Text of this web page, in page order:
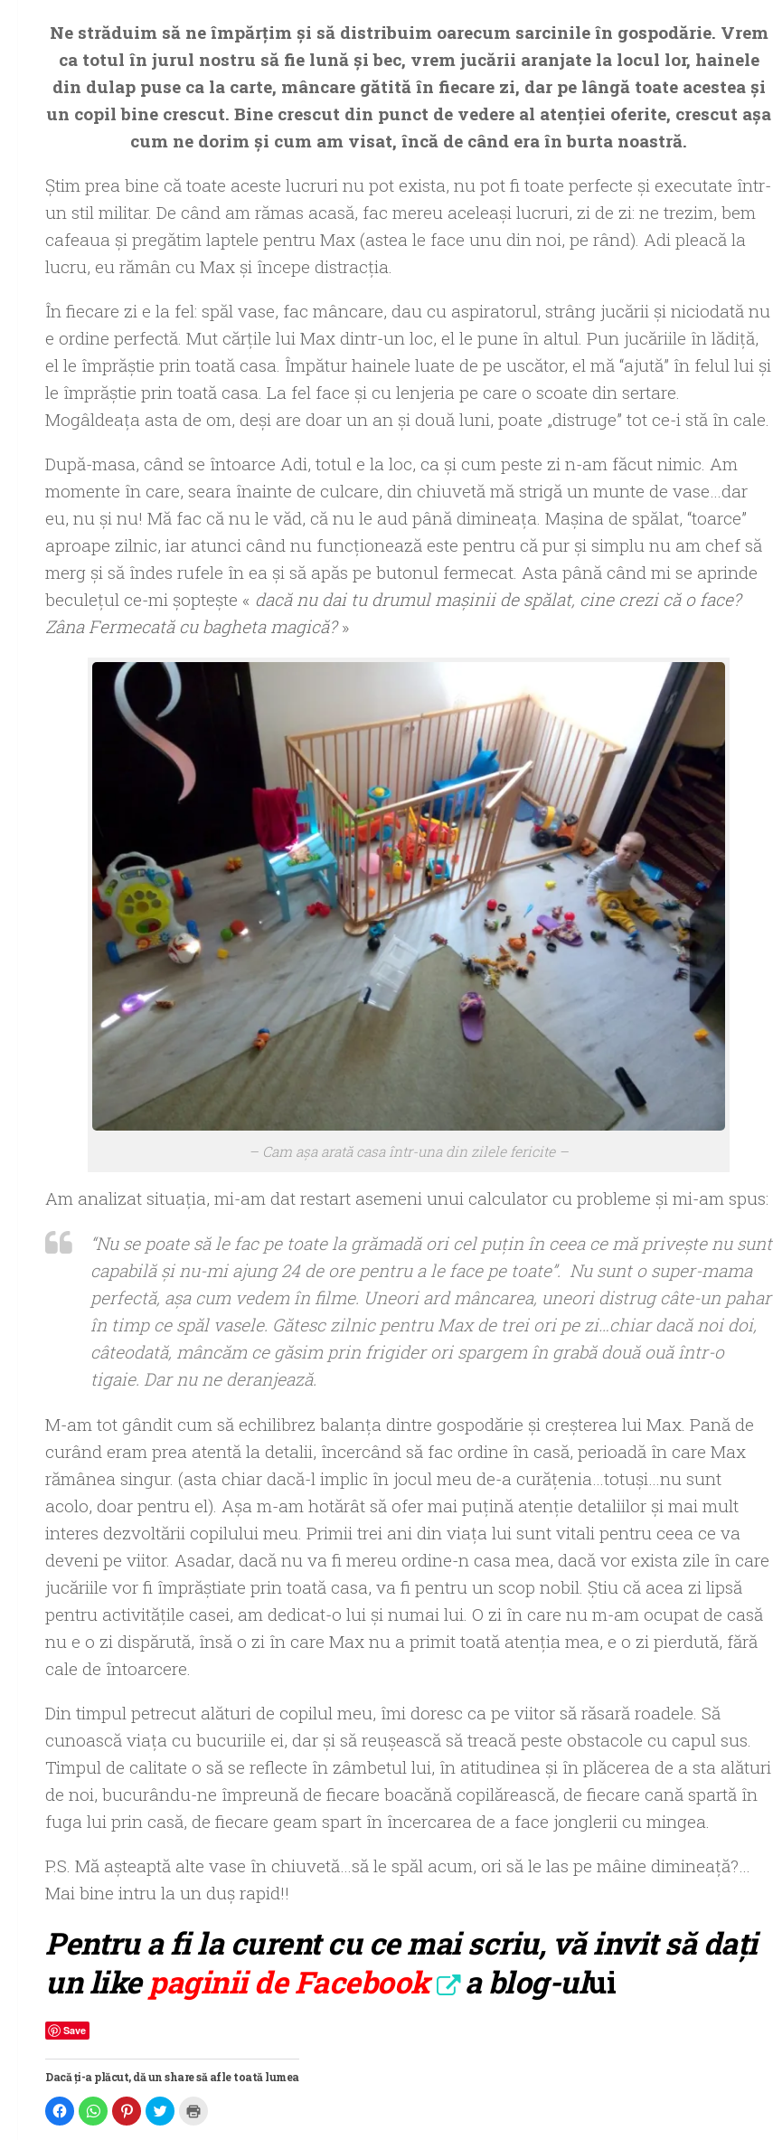
Ne străduim să ne împărţim şi să distribuim oarecum sarcinile în gospodărie. Vrem
ca totul în jurul nostru să fie lună şi bec, vrem jucării aranjate la locul lor, hainele
din dulap puse ca la carte, mâncare gătită în fiecare zi, dar pe lângă toate acestea şi
un copil bine crescut. Bine crescut din punct de vedere al atenţiei oferite, crescut aşa
cum ne dorim şi cum am visat, încă de când era în burta noastră.
Ştim prea bine că toate aceste lucruri nu pot exista, nu pot fi toate perfecte şi executate într-
un stil militar. De când am rămas acasă, fac mereu aceleaşi lucruri, zi de zi: ne trezim, bem
cafeaua şi pregătim laptele pentru Max (astea le face unu din noi, pe rând). Adi pleacă la
lucru, eu rămân cu Max şi începe distracţia.
În fiecare zi e la fel: spăl vase, fac mâncare, dau cu aspiratorul, strâng jucării şi niciodată nu
e ordine perfectă. Mut cărţile lui Max dintr-un loc, el le pune în altul. Pun jucăriile în lădiţă,
el le împrăştie prin toată casa. Împătur hainele luate de pe uscător, el mă “ajută” în felul lui şi
le împrăştie prin toată casa. La fel face şi cu lenjeria pe care o scoate din sertare.
Mogâldeaţa asta de om, deşi are doar un an şi două luni, poate „distruge” tot ce-i stă în cale.
După-masa, când se întoarce Adi, totul e la loc, ca şi cum peste zi n-am făcut nimic. Am
momente în care, seara înainte de culcare, din chiuvetă mă strigă un munte de vase…dar
eu, nu şi nu! Mă fac că nu le văd, că nu le aud până dimineaţa. Maşina de spălat, “toarce”
aproape zilnic, iar atunci când nu funcţionează este pentru că pur şi simplu nu am chef să
merg şi să îndes rufele în ea şi să apăs pe butonul fermecat. Asta până când mi se aprinde
beculeţul ce-mi şopteşte « dacă nu dai tu drumul maşinii de spălat, cine crezi că o face?
Zâna Fermecată cu bagheta magică?»
– Cam aşa arată casa într-una din zilele fericite –
Am analizat situaţia, mi-am dat restart asemeni unui calculator cu probleme şi mi-am spus:
“Nu se poate să le fac pe toate la grămadă ori cel puţin în ceea ce mă priveşte nu sunt
capabilă şi nu-mi ajung 24 de ore pentru a le face pe toate”. Nu sunt o super-mama
perfectă, aşa cum vedem în filme. Uneori ard mâncarea, uneori distrug câte-un pahar
în timp ce spăl vasele. Gătesc zilnic pentru Max de trei ori pe zi…chiar dacă noi doi,
câteodată, mâncăm ce găsim prin frigider ori spargem în grabă două ouă într-o
tigaie. Dar nu ne deranjează.
M-am tot gândit cum să echilibrez balanța dintre gospodărie și creșterea lui Max. Pană de
curând eram prea atentă la detalii, încercând să fac ordine în casă, perioadă în care Max
rămânea singur. (asta chiar dacă-l implic în jocul meu de-a curăţenia…totuşi…nu sunt
acolo, doar pentru el). Aşa m-am hotărât să ofer mai puţină atenţie detaliilor şi mai mult
interes dezvoltării copilului meu. Primii trei ani din viaţa lui sunt vitali pentru ceea ce va
deveni pe viitor. Asadar, dacă nu va fi mereu ordine-n casa mea, dacă vor exista zile în care
jucăriile vor fi împrăştiate prin toată casa, va fi pentru un scop nobil. Ştiu că acea zi lipsă
pentru activităţile casei, am dedicat-o lui şi numai lui. O zi în care nu m-am ocupat de casă
nu e o zi dispărută, însă o zi în care Max nu a primit toată atenţia mea, e o zi pierdută, fără
cale de întoarcere.
Din timpul petrecut alături de copilul meu, îmi doresc ca pe viitor să răsară roadele. Să
cunoască viaţa cu bucuriile ei, dar şi să reuşească să treacă peste obstacole cu capul sus.
Timpul de calitate o să se reflecte în zâmbetul lui, în atitudinea şi în plăcerea de a sta alături
de noi, bucurându-ne împreună de fiecare boacănă copilărească, de fiecare cană spartă în
fuga lui prin casă, de fiecare geam spart în încercarea de a face jonglerii cu mingea.
P.S. Mă aşteaptă alte vase în chiuvetă…să le spăl acum, ori să le las pe mâine dimineaţă?…
Mai bine intru la un duş rapid!!
Pentru a fi la curent cu ce mai scriu, vă invit să dați
un likepaginii de Facebook a blog-ului
Save
Dacă ți-a plăcut, dă un share să afle toată lumea
Dă
clic
pentru
Dă
clic
pentru
Dă
clic
pentru
Dă
clic